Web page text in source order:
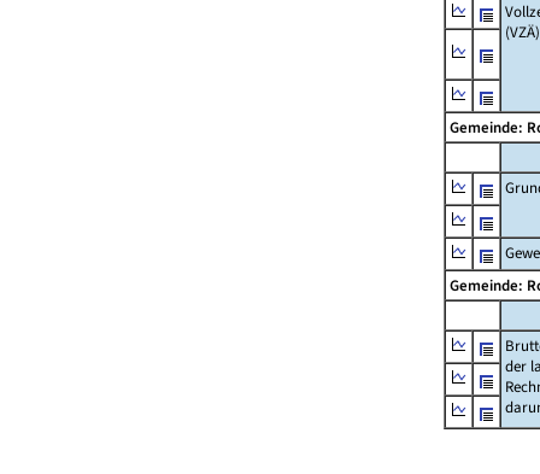
(VZÄ)
Gemeinde:
Gemeinde:
der